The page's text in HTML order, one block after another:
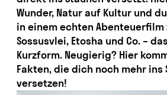
Wunder, Natur auf Kultur und
in einem echten Abenteuerfilm
Sossusvlei, Etosha und Co. –
Kurzform. Neugierig? Hier
Fakten, die dich noch mehr ins
versetzen!